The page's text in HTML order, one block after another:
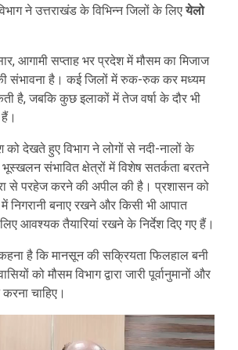
ने उत्तराखंड के विभिन्न जिलों के लिएयेलो
आगामी सप्ताह भर प्रदेश में मौसम का मिजाज
संभावना है। कई जिलों में रुक-रुक कर मध्यम
है, जबकि कुछ इलाकों में तेज वर्षा के दौर भी
को देखते हुए विभाग ने लोगों से नदी-नालों के
संभावित क्षेत्रों में विशेष सतर्कता बरतने
से परहेज करने की अपील की है। प्रशासन को
निगरानी बनाए रखने और किसी भी आपात
आवश्यक तैयारियां रखने के निर्देश दिए गए हैं।
कहना है कि मानसून की सक्रियता फिलहाल बनी
को मौसम विभाग द्वारा जारी पूर्वानुमानों और
चाहिए।